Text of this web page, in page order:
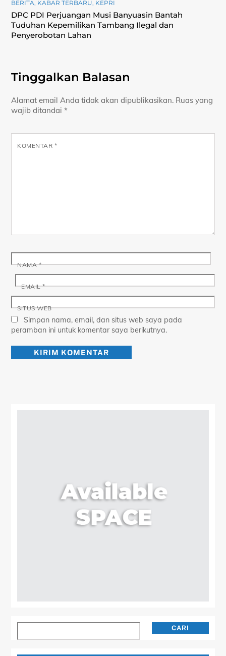
BERITA, KABAR TERBARU, KEPRI
DPC PDI Perjuangan Musi Banyuasin Bantah
Tuduhan Kepemilikan Tambang Ilegal dan
Penyerobotan Lahan
Tinggalkan Balasan
Alamat email Anda tidak akan dipublikasikan. Ruas yang
wajib ditandai*
KOMENTAR *
NAMA*
EMAIL*
SITUS WEB
Simpan nama, email, dan situs web saya pada
peramban ini untuk komentar saya berikutnya.
CARI